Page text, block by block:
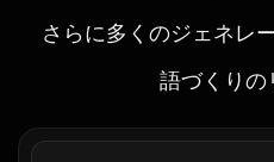
さらに多くのジェネレ
語づくりの